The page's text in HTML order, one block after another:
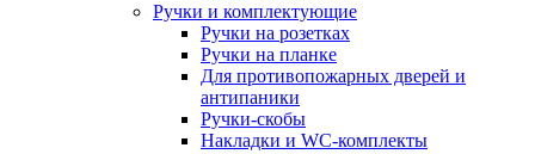
Ручки и комплектующие
Ручки на розетках
Ручки на планке
Для противопожарных дверей и
антипаники
Ручки-скобы
Накладки и WC-комплекты